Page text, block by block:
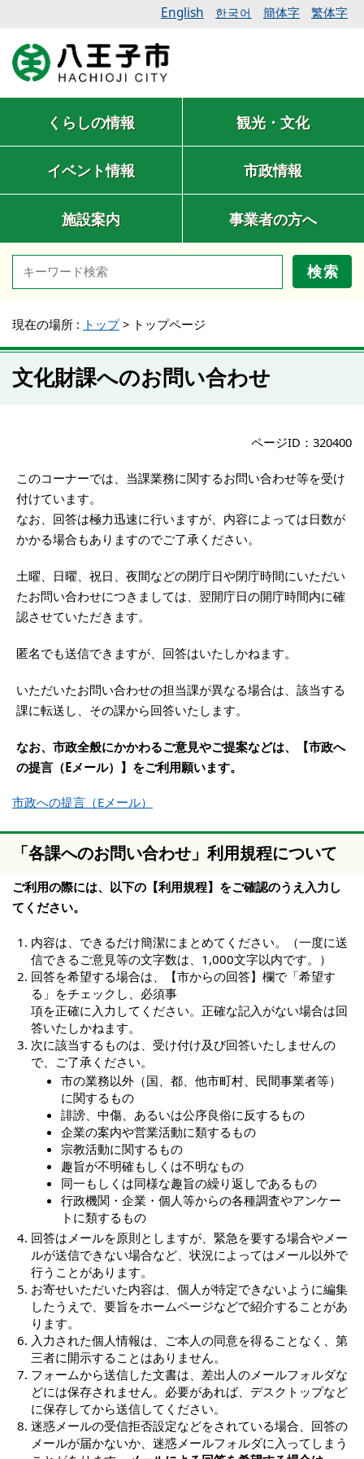
English 한국어 簡体字 繁体字
くらしの情報 観光・文化
イベント情報 市政情報
施設案内 事業者の方へ
検索
現在の場所 : トップ> トップページ
文化財課へのお問い合わせ
ページID：320400
このコーナーでは、当課業務に関するお問い合わせ等を受け
付けています。
なお、回答は極力迅速に行いますが、内容によっては日数が
かかる場合もありますのでご了承ください。
土曜、日曜、祝日、夜間などの閉庁日や閉庁時間にいただい
たお問い合わせにつきましては、翌開庁日の開庁時間内に確
認させていただきます。
匿名でも送信できますが、回答はいたしかねます。
いただいたお問い合わせの担当課が異なる場合は、該当する
課に転送し、その課から回答いたします。
なお、市政全般にかかわるご意見やご提案などは、【市政へ
の提言（Eメール）】をご利用願います。
市政への提言（Eメール）
「各課へのお問い合わせ」利用規程について
ご利用の際には、以下の【利用規程】をご確認のうえ入力し
てください。
内容は、できるだけ簡潔にまとめてください。（一度に送
信できるご意見等の文字数は、1,000文字以内です。）
回答を希望する場合は、【市からの回答】欄で「希望す
る」をチェックし、必須事
項を正確に入力してください。正確な記入がない場合は回
答いたしかねます。
次に該当するものは、受け付け及び回答いたしませんの
で、ご了承ください。
市の業務以外（国、都、他市町村、民間事業者等）
に関するもの
誹謗、中傷、あるいは公序良俗に反するもの
企業の案内や営業活動に類するもの
宗教活動に関するもの
趣旨が不明確もしくは不明なもの
同一もしくは同様な趣旨の繰り返しであるもの
行政機関・企業・個人等からの各種調査やアンケー
トに類するもの
回答はメールを原則としますが、緊急を要する場合やメー
ルが送信できない場合など、状況によってはメール以外で
行うことがあります。
お寄せいただいた内容は、個人が特定できないように編集
したうえで、要旨をホームページなどで紹介することがあ
ります。
入力された個人情報は、ご本人の同意を得ることなく、第
三者に開示することはありません。
フォームから送信した文書は、差出人のメールフォルダな
どには保存されません。必要があれば、デスクトップなど
に保存してから送信してください。
迷惑メールの受信拒否設定などをされている場合、回答の
メールが届かないか、迷惑メールフォルダに入ってしまう